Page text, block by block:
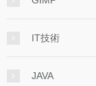
IT技術
JAVA